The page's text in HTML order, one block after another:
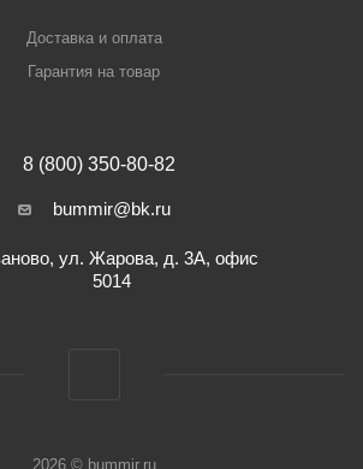
Доставка и оплата
Гарантия на товар
8 (800) 350-80-82
bummir@bk.ru
ул. Жарова, д. 3А, офис
5014
2026 © bummir.ru